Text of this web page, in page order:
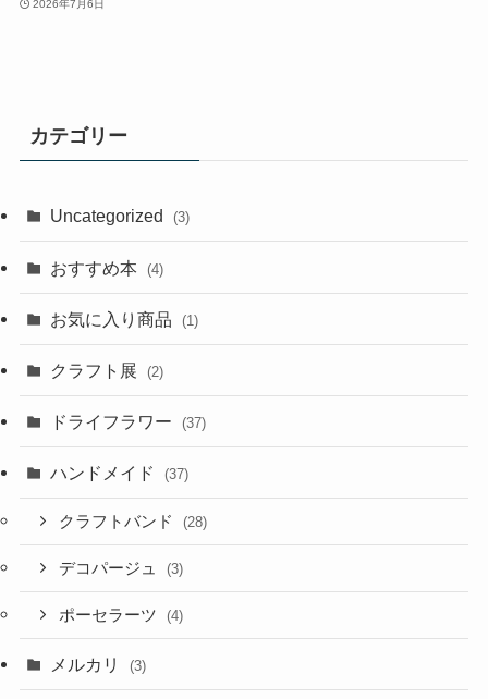
2026年7月6日
カテゴリー
Uncategorized (3)
おすすめ本 (4)
お気に入り商品 (1)
クラフト展 (2)
ドライフラワー (37)
ハンドメイド (37)
クラフトバンド (28)
デコパージュ (3)
ポーセラーツ (4)
メルカリ (3)